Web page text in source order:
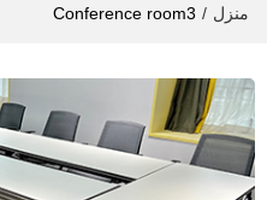
منزل /
Conference room3